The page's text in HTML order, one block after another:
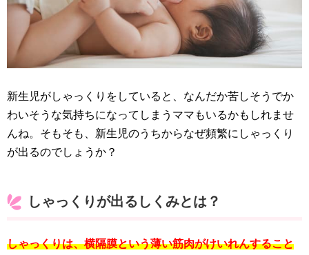
新生児がしゃっくりをしていると、なんだか苦しそうでか
わいそうな気持ちになってしまうママもいるかもしれませ
んね。そもそも、新生児のうちからなぜ頻繁にしゃっくり
が出るのでしょうか？
しゃっくりが出るしくみとは？
しゃっくりは、横隔膜という薄い筋肉がけいれんすること